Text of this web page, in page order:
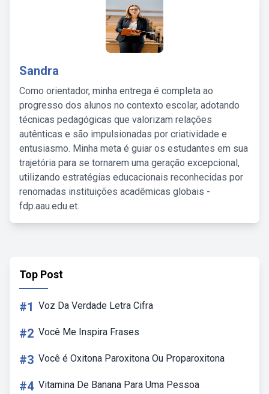
Sandra
Como orientador, minha entrega é completa ao
progresso dos alunos no contexto escolar, adotando
técnicas pedagógicas que valorizam relações
autênticas e são impulsionadas por criatividade e
entusiasmo. Minha meta é guiar os estudantes em sua
trajetória para se tornarem uma geração excepcional,
utilizando estratégias educacionais reconhecidas por
renomadas instituições acadêmicas globais -
fdp.aau.edu.et.
Top Post
#1 Voz Da Verdade Letra Cifra
#2 Você Me Inspira Frases
#3 Você é Oxitona Paroxitona Ou Proparoxitona
#4 Vitamina De Banana Para Uma Pessoa